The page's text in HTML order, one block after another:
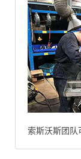
索斯沃斯团